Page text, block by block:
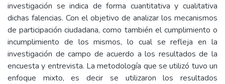
investigación se indica de forma cuantitativa y cualitativa
dichas falencias. Con el objetivo de analizar los mecanismos
de participación ciudadana, como también el cumplimiento o
incumplimiento de los mismos, lo cual se refleja en la
investigación de campo de acuerdo a los resultados de la
encuesta y entrevista. La metodología que se utilizó tuvo un
enfoque mixto, es decir se utilizaron los resultados